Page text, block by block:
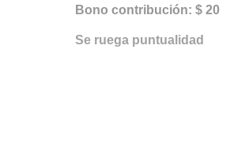
Bono contribución: $ 20
Se ruega puntualidad